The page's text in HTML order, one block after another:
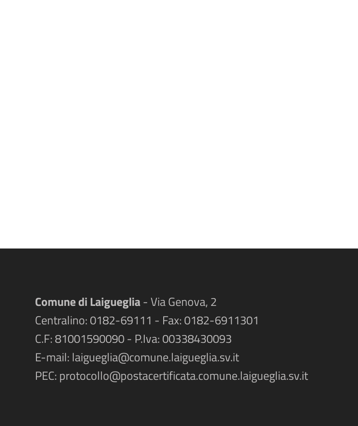
Comune di Laigueglia- Via Genova, 2
Centralino: 0182-69111 - Fax: 0182-6911301
C.F: 81001590090 - P.Iva: 00338430093
E-mail: laigueglia@comune.laigueglia.sv.it
PEC:protocollo@postacertificata.comune.laigueglia.sv.it